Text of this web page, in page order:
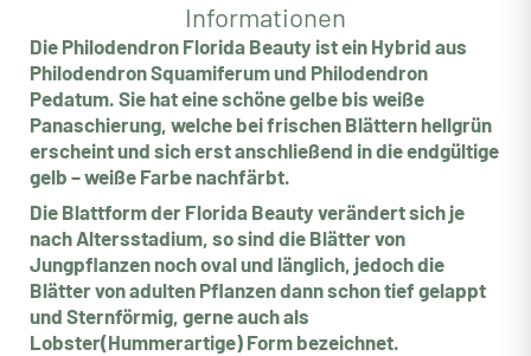
Informationen
Die Philodendron Florida Beauty ist ein Hybrid aus
Philodendron Squamiferum und Philodendron
Pedatum. Sie hat eine schöne gelbe bis weiße
Panaschierung, welche bei frischen Blättern hellgrün
erscheint und sich erst anschließend in die endgültige
gelb – weiße Farbe nachfärbt.
Die Blattform der Florida Beauty verändert sich je
nach Altersstadium, so sind die Blätter von
Jungpflanzen noch oval und länglich, jedoch die
Blätter von adulten Pflanzen dann schon tief gelappt
und Sternförmig, gerne auch als
Lobster(Hummerartige) Form bezeichnet.